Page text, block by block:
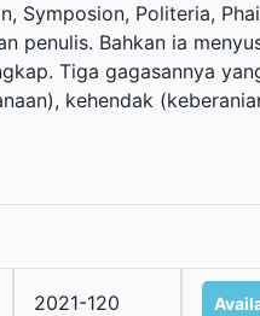
Symposion, Politeria,
penulis. Bahkan ia
Tiga gagasannya
kehendak
2021-120